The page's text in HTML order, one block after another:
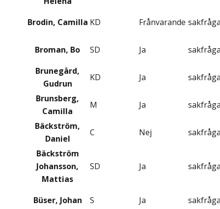
Brodin, Camilla KD Frånvarande
Broman, Bo SD Ja
Brunegård,
Gudrun
KD Ja
Brunsberg,
Camilla
M Ja
Bäckström,
Daniel
C Nej
Bäckström
Johansson,
Mattias
SD Ja
Büser, Johan S Ja